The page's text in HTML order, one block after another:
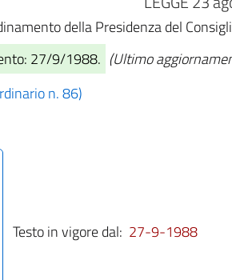
della Presidenza del
27/9/1988. (Ultimo
n. 86)
Testo in vigore dal: 27-9-1988